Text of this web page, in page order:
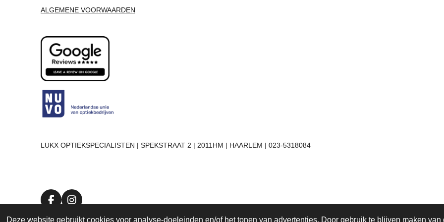
Deze website gebruikt cookies voor analyse-doeleinden en/of het tonen van advertenties. Door gebruik te blijven maken
ALGEMENE VOORWAARDEN
LUKX OPTIEKSPECIALISTEN | SPEKSTRAAT 2 | 2011HM | HAARLEM | 023-5318084
F
I